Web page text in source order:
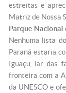
estreitas e
Matriz de Nossa
Parque Nacional
Nenhuma lista
Paraná estaria
Iguaçu, lar das
fronteira com a
da UNESCO e